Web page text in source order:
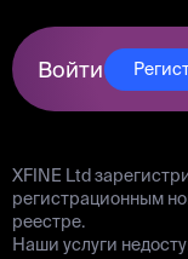
Войти
XFINE Ltd
регистрационным
реестре.
Наши услуги